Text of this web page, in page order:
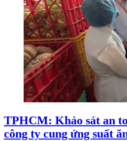
TPHCM: Khảo sát an
công ty cung ứng suất